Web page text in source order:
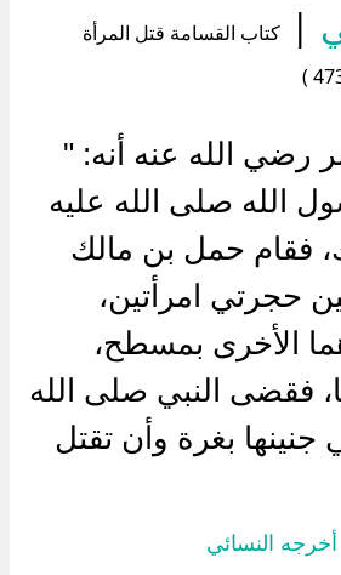
|
كتاب القسامة قتل المرأة
رضي الله عنه أنه: "
الله صلى الله عليه
فقام حمل بن مالك
حجرتي امرأتين،
الأخرى بمسطح،
فقضى النبي صلى الله
بغرة وأن تقتل
أخرجه النسائي